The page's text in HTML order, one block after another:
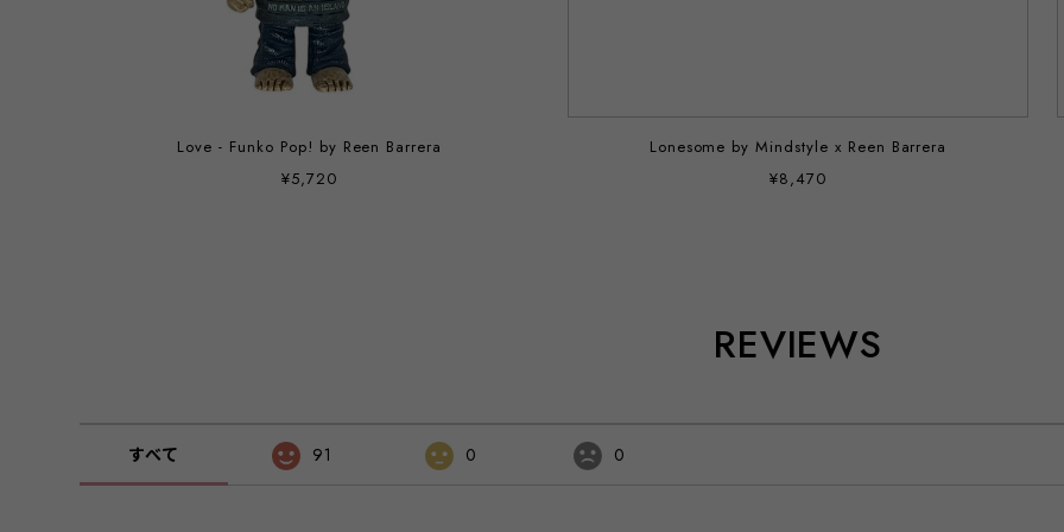
Love - Funko Pop! by Reen Barrera
¥5,720
Lonesome by Mindstyle x Reen Barrera
¥8,470
REVIEWS
すべて 91 0 0